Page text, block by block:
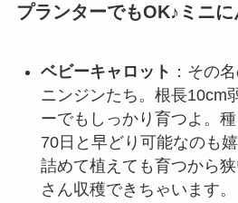
プランターでもOK♪ミニ
ベビーキャロット ：その
ニンジンたち。根長10cm
ーでもしっかり育つよ。
70日と早どり可能なのも
詰めて植えても育つから
さん収穫できちゃいます。